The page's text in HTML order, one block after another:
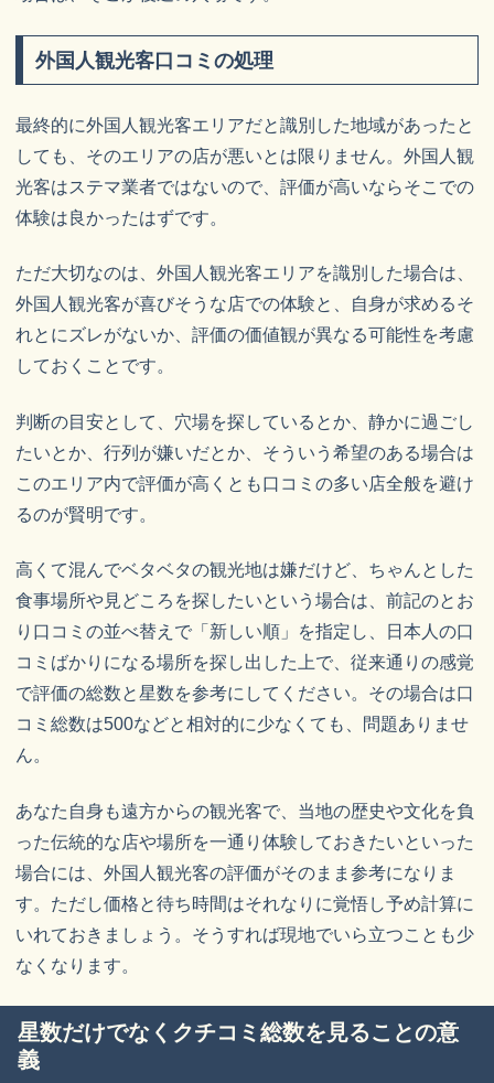
外国人観光客口コミの処理
最終的に外国人観光客エリアだと識別した地域があったと
しても、そのエリアの店が悪いとは限りません。外国人観
光客はステマ業者ではないので、評価が高いならそこでの
体験は良かったはずです。
ただ大切なのは、外国人観光客エリアを識別した場合は、
外国人観光客が喜びそうな店での体験と、自身が求めるそ
れとにズレがないか、評価の価値観が異なる可能性を考慮
しておくことです。
判断の目安として、穴場を探しているとか、静かに過ごし
たいとか、行列が嫌いだとか、そういう希望のある場合は
このエリア内で評価が高くとも口コミの多い店全般を避け
るのが賢明です。
高くて混んでベタベタの観光地は嫌だけど、ちゃんとした
食事場所や見どころを探したいという場合は、前記のとお
り口コミの並べ替えで「新しい順」を指定し、日本人の口
コミばかりになる場所を探し出した上で、従来通りの感覚
で評価の総数と星数を参考にしてください。その場合は口
コミ総数は500などと相対的に少なくても、問題ありませ
ん。
あなた自身も遠方からの観光客で、当地の歴史や文化を負
った伝統的な店や場所を一通り体験しておきたいといった
場合には、外国人観光客の評価がそのまま参考になりま
す。ただし価格と待ち時間はそれなりに覚悟し予め計算に
いれておきましょう。そうすれば現地でいら立つことも少
なくなります。
星数だけでなくクチコミ総数を見ることの意
義